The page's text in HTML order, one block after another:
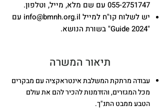
055-2751747 עם שם מלא, מייל, וטלפון.
יש לשלוח קו"ח למייל info@bmnh.org.il עם
"Guide 2024" בשורת הנושא.
תיאור המשרה
עבודה מרתקת המשלבת אינטראקציה עם מבקרים
מכל המגזרים, והזדמנותלהכיר להם את עולם
הטבע ממבט התנ"ך.